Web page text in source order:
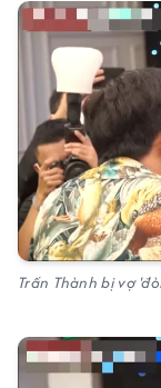
Trấn Thành bị vợ